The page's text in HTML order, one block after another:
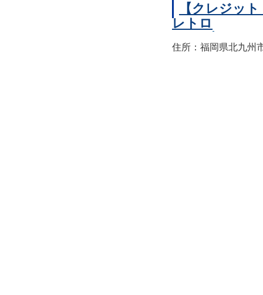
【クレジッ
レトロ
住所：福岡県北九州